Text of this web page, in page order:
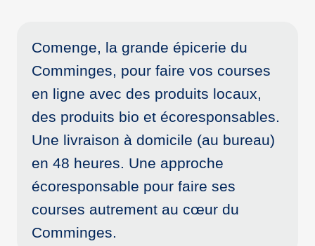
Comenge, la grande épicerie du
Comminges, pour faire vos courses
en ligne avec des produits locaux,
des produits bio et écoresponsables.
Une livraison à domicile (au bureau)
en 48 heures. Une approche
écoresponsable pour faire ses
courses autrement au cœur du
Comminges.